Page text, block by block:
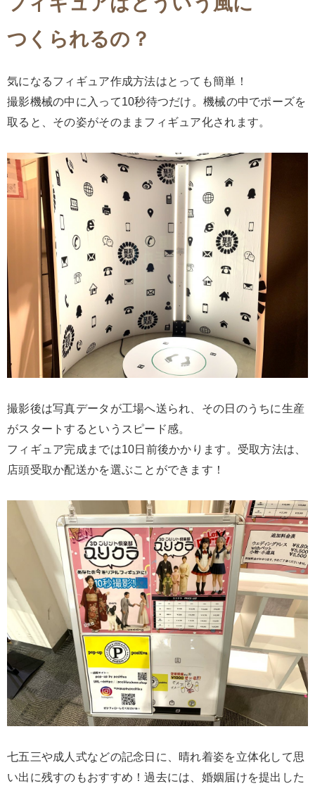
つくられるの？
気になるフィギュア作成方法はとっても簡単！
撮影機械の中に入って10秒待つだけ。機械の中でポーズを
取ると、その姿がそのままフィギュア化されます。
撮影後は写真データが工場へ送られ、その日のうちに生産
がスタートするというスピード感。
フィギュア完成までは10日前後かかります。受取方法は、
店頭受取か配送かを選ぶことができます！
七五三や成人式などの記念日に、晴れ着姿を立体化して思
い出に残すのもおすすめ！過去には、婚姻届けを提出した